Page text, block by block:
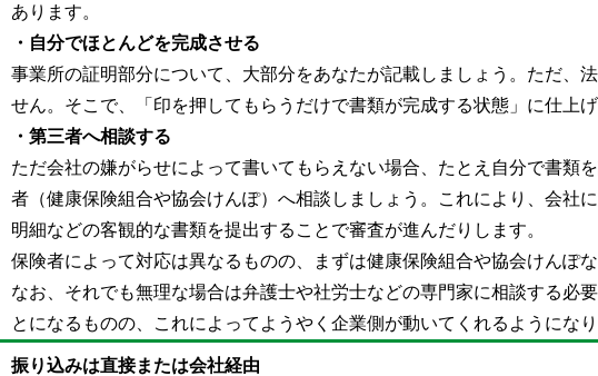
あります。
・自分でほとんどを完成させる
事業所の証明部分について、大部分をあなたが記載しましょう。ただ、
せん。そこで、「印を押してもらうだけで書類が完成する状態」に仕上
・第三者へ相談する
ただ会社の嫌がらせによって書いてもらえない場合、たとえ自分で書類
者（健康保険組合や協会けんぽ）へ相談しましょう。これにより、会社
明細などの客観的な書類を提出することで審査が進んだりします。
保険者によって対応は異なるものの、まずは健康保険組合や協会けんぽ
なお、それでも無理な場合は弁護士や社労士などの専門家に相談する必
とになるものの、これによってようやく企業側が動いてくれるようになり
振り込みは直接または会社経由